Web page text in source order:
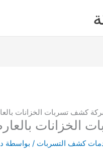
كشف تسربات الخزانات بالعارضة
بالعارضة
كشف التسربات / بواسطة